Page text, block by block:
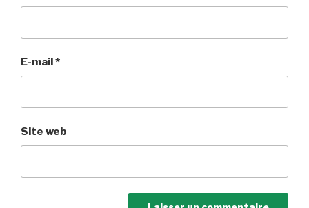
E-mail *
Site web